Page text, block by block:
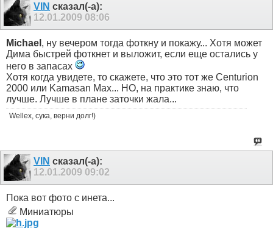
VIN сказал(-а):
12.01.2009 08:06
Michael , ну вечером тогда фоткну и покажу... Хотя может
Дима быстрей фоткнет и выложит, если еще остались у
него в запасах
Хотя когда увидете, то скажете, что это тот же Centurion
2000 или Kamasan Max... НО, на практике знаю, что
лучше. Лучше в плане заточки жала...
Wellex, сука, верни долг!)
VIN сказал(-а):
12.01.2009 09:02
Пока вот фото с инета...
Миниатюры